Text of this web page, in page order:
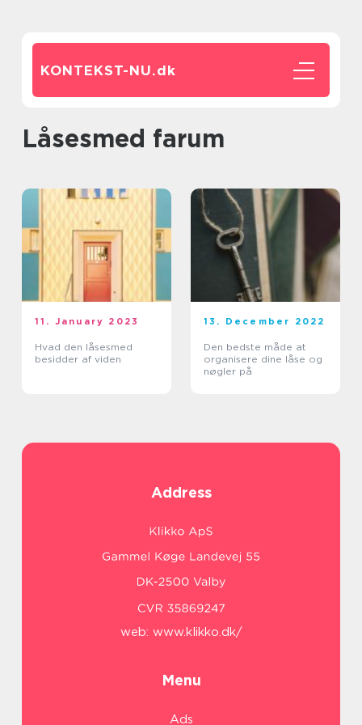
KONTEKST-NU.dk
låsesmed farum
11. January 2023
Hvad den låsesmed
besidder af viden
13. December 2022
Den bedste måde at
organisere dine låse og
nøgler på
Address
web: www.klikko.dk/
Menu
Ads